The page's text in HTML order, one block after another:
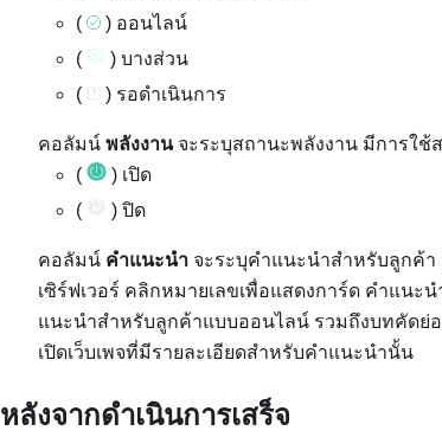
(
) ออนไลน์
(
) บางส่วน
(
) รอดำเนินการ
คอลัมน์ พลังงานจะระบุสถานะพลังงาน มีการใช้
(
) เปิด
(
) ปิด
คอลัมน์ คำแนะนำ จะระบุคำแนะนำสำหรับลูกค้า
เซิร์ฟเวอร์ คลิกหมายเลขเพื่อแสดงการ์ด คำแนะน
แนะนำสำหรับลูกค้าแบบออนไลน์ รวมถึงบทคัดย่
เปิดเว็บเพจที่มีรายละเอียดสําหรับคําแนะนํานั้น
หลังจากดำเนินการเสร็จ